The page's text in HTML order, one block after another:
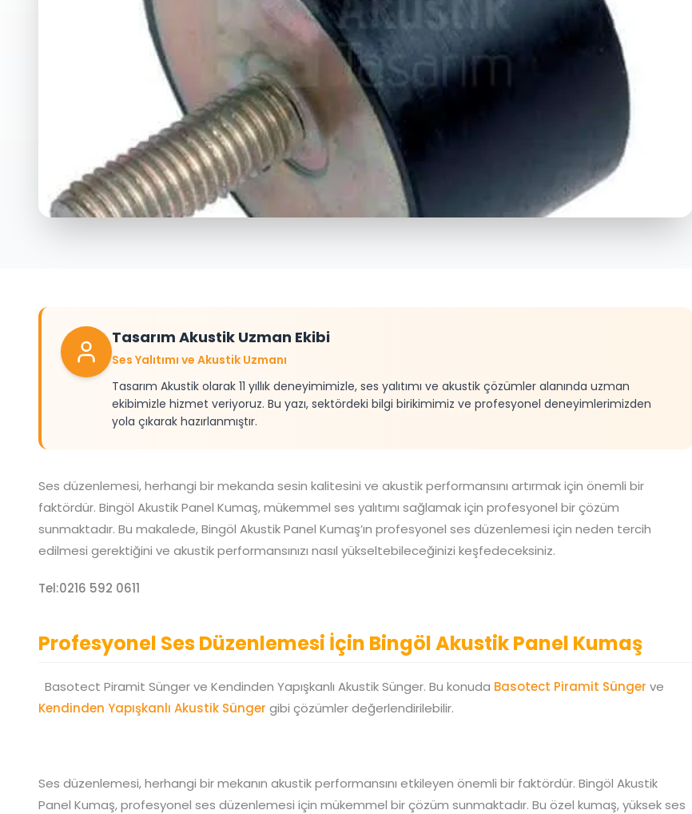
Tasarım Akustik Uzman Ekibi
Ses Yalıtımı ve Akustik Uzmanı
Tasarım Akustik olarak 11 yıllık deneyimimizle, ses yalıtımı ve akustik çözümler alanında uzman
ekibimizle hizmet veriyoruz. Bu yazı, sektördeki bilgi birikimimiz ve profesyonel deneyimlerimizden
yola çıkarak hazırlanmıştır.
Ses düzenlemesi, herhangi bir mekanda sesin kalitesini ve akustik performansını artırmak için önemli bir
faktördür. Bingöl Akustik Panel Kumaş, mükemmel ses yalıtımı sağlamak için profesyonel bir çözüm
sunmaktadır. Bu makalede, Bingöl Akustik Panel Kumaş’ın profesyonel ses düzenlemesi için neden tercih
edilmesi gerektiğini ve akustik performansınızı nasıl yükseltebileceğinizi keşfedeceksiniz.
Tel:0216 592 0611
Profesyonel Ses Düzenlemesi İçin Bingöl Akustik Panel Kumaş
Basotect Piramit Sünger ve Kendinden Yapışkanlı Akustik Sünger. Bu konuda Basotect Piramit Sünger ve
Kendinden Yapışkanlı Akustik Sünger gibi çözümler değerlendirilebilir.
Ses düzenlemesi, herhangi bir mekanın akustik performansını etkileyen önemli bir faktördür. Bingöl Akustik
Panel Kumaş, profesyonel ses düzenlemesi için mükemmel bir çözüm sunmaktadır. Bu özel kumaş, yüksek ses